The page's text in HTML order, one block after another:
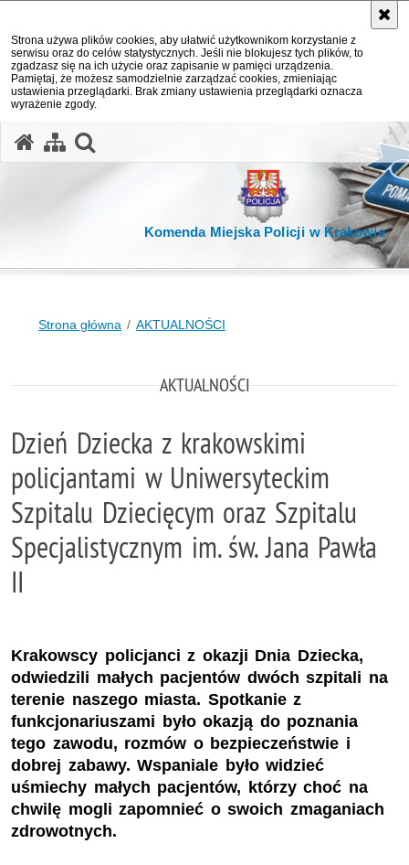
Strona używa plików cookies, aby ułatwić użytkownikom korzystanie z
serwisu oraz do celów statystycznych. Jeśli nie blokujesz tych plików, to
zgadzasz się na ich użycie oraz zapisanie w pamięci urządzenia.
Pamiętaj, że możesz samodzielnie zarządzać cookies, zmieniając
ustawienia przeglądarki. Brak zmiany ustawienia przeglądarki oznacza
wyrażenie zgody.
Komenda Miejska Policji w Krakowie
Strona główna AKTUALNOŚCI
AKTUALNOŚCI
Dzień Dziecka z krakowskimi
policjantami w Uniwersyteckim
Szpitalu Dziecięcym oraz Szpitalu
Specjalistycznym im. św. Jana Pawła
II
Krakowscy policjanci z okazji Dnia Dziecka,
odwiedzili małych pacjentów dwóch szpitali na
terenie naszego miasta. Spotkanie z
funkcjonariuszami było okazją do poznania
tego zawodu, rozmów o bezpieczeństwie i
dobrej zabawy. Wspaniale było widzieć
uśmiechy małych pacjentów, którzy choć na
chwilę mogli zapomnieć o swoich zmaganiach
zdrowotnych.